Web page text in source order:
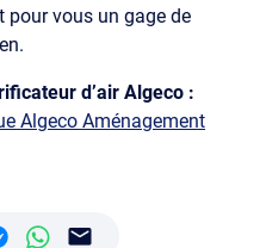
pour vous un gage de
d’air Algeco :
Algeco Aménagement